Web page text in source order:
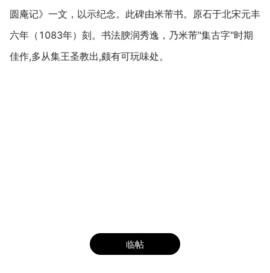
圆庵记》一文，以示纪念。此碑由米芾书。原石于北宋元丰
六年（1083年）刻。书法腴润秀逸，乃米芾"集古字"时期
佳作,多从集王圣教出,颇有可玩味处。
临帖